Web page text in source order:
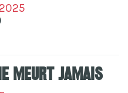
Meurt Jamais